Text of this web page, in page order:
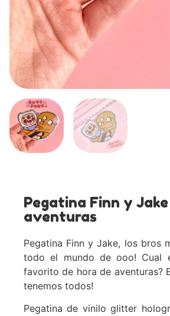
Pegatina Finn y
aventuras
Pegatina Finn y Jake, los bros
todo el mundo de ooo! Cual
favorito de hora de aventuras?
tenemos todos!
Pegatina de vinilo glitter